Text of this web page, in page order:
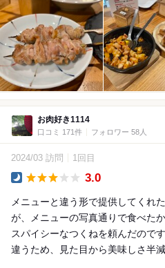
お肉好き1114
口コミ 171件 フォロワー 58人
2024/03 訪問 1回目
3.0
メニューと違う形で提供してくれ
が、メニューの写真通りで食べたか
スパイシーなつくねを頼んだので
違うため、見た目から美味しさ半